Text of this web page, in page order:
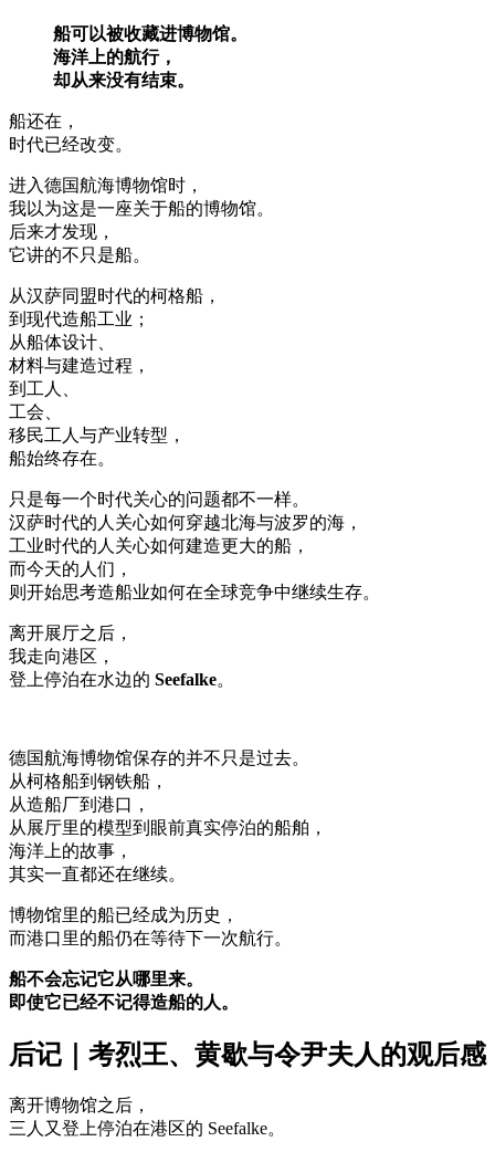
船可以被收藏进博物馆。
海洋上的航行，
却从来没有结束。
船还在，
时代已经改变。
进入德国航海博物馆时，
我以为这是一座关于船的博物馆。
后来才发现，
它讲的不只是船。
从汉萨同盟时代的柯格船，
到现代造船工业；
从船体设计、
材料与建造过程，
到工人、
工会、
移民工人与产业转型，
船始终存在。
只是每一个时代关心的问题都不一样。
汉萨时代的人关心如何穿越北海与波罗的海，
工业时代的人关心如何建造更大的船，
而今天的人们，
则开始思考造船业如何在全球竞争中继续生存。
离开展厅之后，
我走向港区，
登上停泊在水边的 Seefalke。
德国航海博物馆保存的并不只是过去。
从柯格船到钢铁船，
从造船厂到港口，
从展厅里的模型到眼前真实停泊的船舶，
海洋上的故事，
其实一直都还在继续。
博物馆里的船已经成为历史，
而港口里的船仍在等待下一次航行。
船不会忘记它从哪里来。
即使它已经不记得造船的人。
后记｜考烈王、黄歇与令尹夫人的观后感
离开博物馆之后，
三人又登上停泊在港区的 Seefalke。